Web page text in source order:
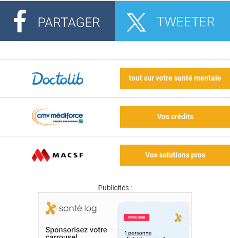
tout sur votre santé mentale
Vos crédits
Vos solutions pros
Publicités :